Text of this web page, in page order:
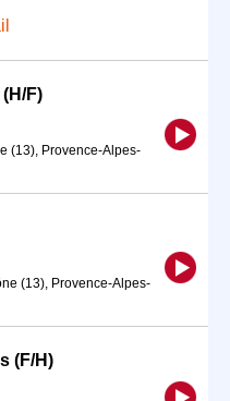
F)
(13), Provence-Alpes-
(13), Provence-Alpes-
(F/H)